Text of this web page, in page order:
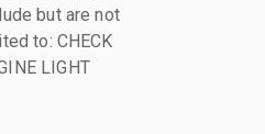
but are not
to: CHECK
LIGHT